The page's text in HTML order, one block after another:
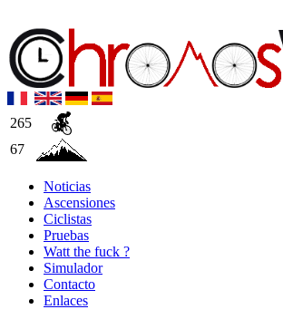
265
67
Noticias
Ascensiones
Ciclistas
Pruebas
Watt the fuck ?
Simulador
Contacto
Enlaces